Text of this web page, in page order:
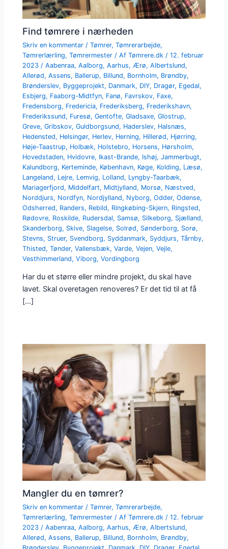
Find tømrere i nærheden
Skriv en kommentar /Tømrer,Tømrerarbejde,
Tømrerlærling,Tømrermester / AfTømrere.dk /12. februar
2023 /Aabenraa,Aalborg,Aarhus, Ærø,Albertslund,
Allerød,Assens, Ballerup, Billund, Bornholm, Brøndby,
Brønderslev, Byggeprojekt, Danmark, DIY, Dragør, Egedal,
Esbjerg, Faaborg-Midtfyn, Fanø, Favrskov, Faxe,
Fredensborg, Fredericia, Frederiksberg, Frederikshavn,
Frederikssund, Furesø,Gentofte,Gladsaxe,Glostrup,
Greve,Gribskov,Guldborgsund, Haderslev, Halsnæs,
Hedensted, Helsingør, Herlev, Herning, Hillerød, Hjørring,
Høje-Taastrup, Holbæk, Holstebro, Horsens, Hørsholm,
Hovedstaden, Hvidovre, Ikast-Brande, Ishøj,Jammerbugt,
Kalundborg, Kerteminde, København, Køge, Kolding, Læsø,
Langeland, Lejre, Lemvig, Lolland, Lyngby-Taarbæk,
Mariagerfjord, Middelfart, Midtjylland, Morsø, Næstved,
Norddjurs, Nordfyn, Nordjylland, Nyborg,Odder,Odense,
Odsherred, Randers, Rebild, Ringkøbing-Skjern, Ringsted,
Rødovre, Roskilde, Rudersdal, Samsø, Silkeborg, Sjælland,
Skanderborg, Skive, Slagelse, Solrød, Sønderborg, Sorø,
Stevns, Struer, Svendborg, Syddanmark, Syddjurs,Tårnby,
Thisted,Tønder,Vallensbæk,Varde,Vejen,Vejle,
Vesthimmerland,Viborg,Vordingborg
Har du et større eller mindre projekt, du skal have
lavet. Skal overetagen renoveres? Er det tid til at få
[…]
Mangler du en tømrer?
Skriv en kommentar /Tømrer,Tømrerarbejde,
Tømrerlærling,Tømrermester / AfTømrere.dk/12. februar
2023/Aabenraa,Aalborg,Aarhus,Ærø,Albertslund,
Allerød,Assens, Ballerup, Billund, Bornholm, Brøndby,